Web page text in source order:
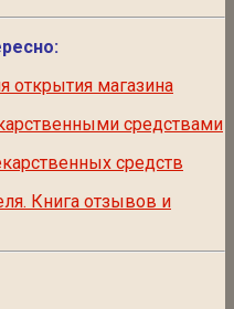
открытия магазина
средствами
средств
Книга отзывов и